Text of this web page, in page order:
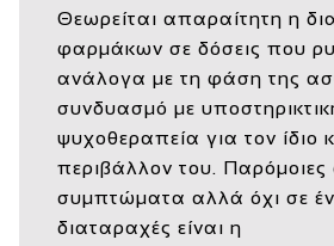
Θεωρείται απαραίτητη η
φαρμάκων σε δόσεις που
ανάλογα με τη φάση της
συνδυασμό με
ψυχοθεραπεία για τον ίδιο
περιβάλλον του. Παρόμοιες
συμπτώματα αλλά όχι σε
διαταραχές είναι η